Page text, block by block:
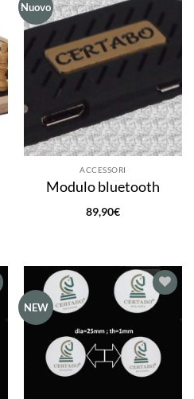
Nuovo
dei
desideri
ACCESSORI
Modulo bluetooth
89,90€
NEW
Aggiungi
alla lista
desideri